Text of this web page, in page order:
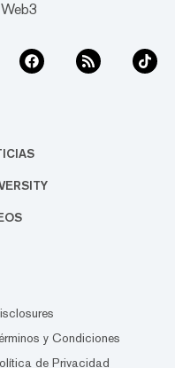
y Condiciones
de Privacidad